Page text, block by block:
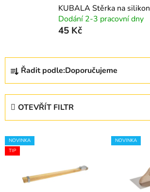
KUBALA Stěrka na silikon
Dodání 2-3 pracovní dny
45 Kč
Ř
z
p
r
Řadit podle:Doporučujeme
OTEVŘÍT FILTR
V
ý
NOVINKA
TIP
NOVINKA